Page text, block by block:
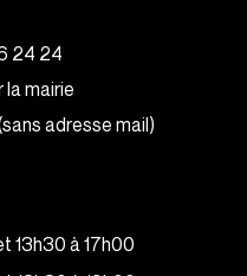
24 24
mairie
adresse mail)
13h30 à 17h00